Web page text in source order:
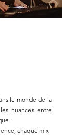
le monde de la
nuances entre
chaque mix